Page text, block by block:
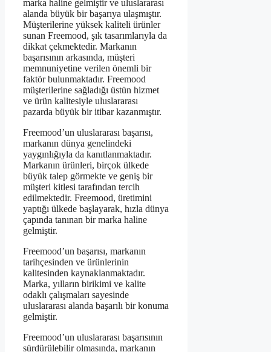
marka haline gelmiştir ve uluslararası
alanda büyük bir başarıya ulaşmıştır.
Müşterilerine yüksek kaliteli ürünler
sunan Freemood, şık tasarımlarıyla da
dikkat çekmektedir. Markanın
başarısının arkasında, müşteri
memnuniyetine verilen önemli bir
faktör bulunmaktadır. Freemood
müşterilerine sağladığı üstün hizmet
ve ürün kalitesiyle uluslararası
pazarda büyük bir itibar kazanmıştır.
Freemood’un uluslararası başarısı,
markanın dünya genelindeki
yaygınlığıyla da kanıtlanmaktadır.
Markanın ürünleri, birçok ülkede
büyük talep görmekte ve geniş bir
müşteri kitlesi tarafından tercih
edilmektedir. Freemood, üretimini
yaptığı ülkede başlayarak, hızla dünya
çapında tanınan bir marka haline
gelmiştir.
Freemood’un başarısı, markanın
tarihçesinden ve ürünlerinin
kalitesinden kaynaklanmaktadır.
Marka, yılların birikimi ve kalite
odaklı çalışmaları sayesinde
uluslararası alanda başarılı bir konuma
gelmiştir.
Freemood’un uluslararası başarısının
sürdürülebilir olmasında, markanın